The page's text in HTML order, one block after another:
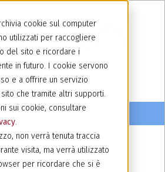
cookie sul computer
utilizzati per raccogliere
del sito e ricordare i
in futuro. I cookie servono
e a offrire un servizio
che tramite altri supporti.
sui cookie, consultare
.
non verrà tenuta traccia
visita, ma verrà utilizzato
per ricordare che si è